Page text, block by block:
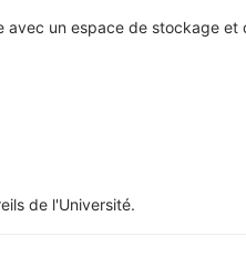
un espace de stockage et
de l'Université.